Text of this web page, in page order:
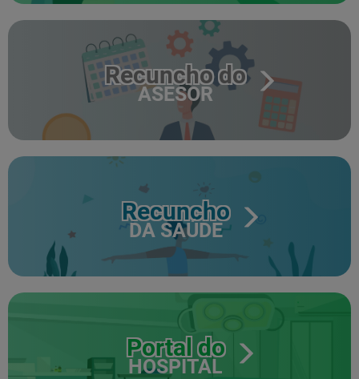
Recuncho do
ASESOR
Recuncho
DA SAÚDE
Portal do
HOSPITAL